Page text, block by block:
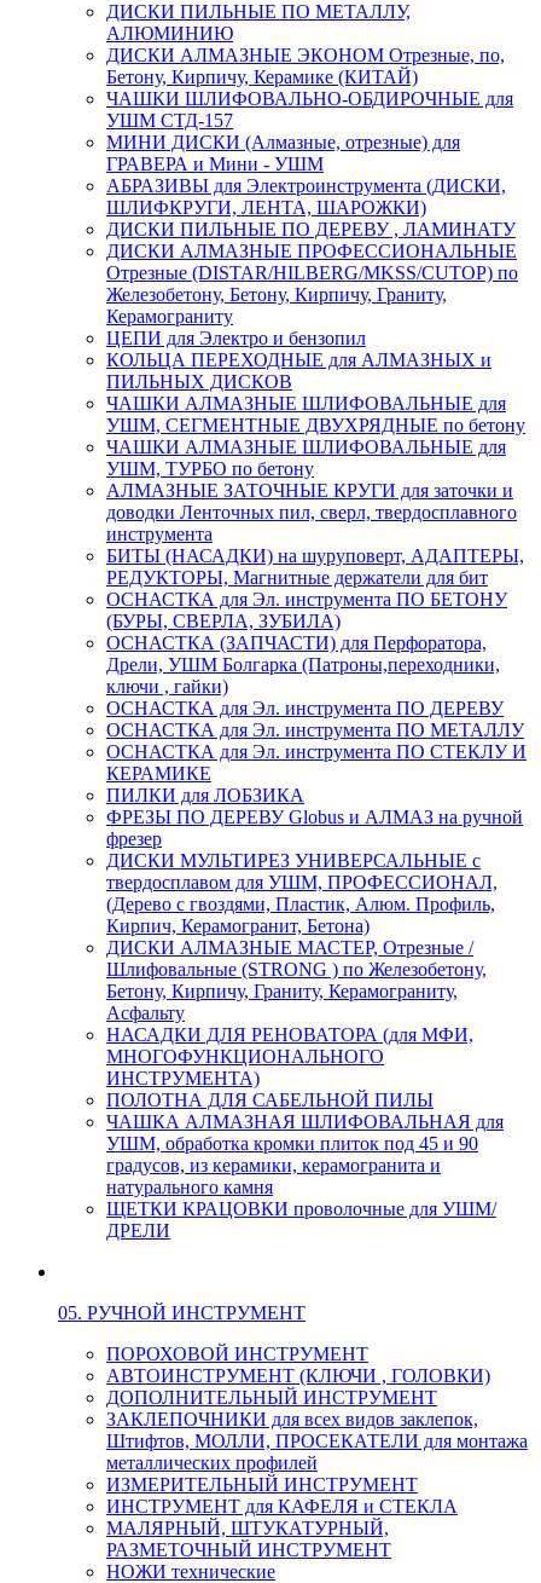
ДИСКИ ПИЛЬНЫЕ ПО МЕТАЛЛУ,
АЛЮМИНИЮ
ДИСКИ АЛМАЗНЫЕ ЭКОНОМ Отрезные, по,
Бетону, Кирпичу, Керамике (КИТАЙ)
ЧАШКИ ШЛИФОВАЛЬНО-ОБДИРОЧНЫЕ для
УШМ СТД-157
МИНИ ДИСКИ (Алмазные, отрезные) для
ГРАВЕРА и Мини - УШМ
АБРАЗИВЫ для Электроинструмента (ДИСКИ,
ШЛИФКРУГИ, ЛЕНТА, ШАРОЖКИ)
ДИСКИ ПИЛЬНЫЕ ПО ДЕРЕВУ , ЛАМИНАТУ
ДИСКИ АЛМАЗНЫЕ ПРОФЕССИОНАЛЬНЫЕ
Отрезные (DISTAR/HILBERG/MKSS/CUTOP) по
Железобетону, Бетону, Кирпичу, Граниту,
Керамограниту
ЦЕПИ для Электро и бензопил
КОЛЬЦА ПЕРЕХОДНЫЕ для АЛМАЗНЫХ и
ПИЛЬНЫХ ДИСКОВ
ЧАШКИ АЛМАЗНЫЕ ШЛИФОВАЛЬНЫЕ для
УШМ, СЕГМЕНТНЫЕ ДВУХРЯДНЫЕ по бетону
ЧАШКИ АЛМАЗНЫЕ ШЛИФОВАЛЬНЫЕ для
УШМ, ТУРБО по бетону
АЛМАЗНЫЕ ЗАТОЧНЫЕ КРУГИ для заточки и
доводки Ленточных пил, сверл, твердосплавного
инструмента
БИТЫ (НАСАДКИ) на шуруповерт, АДАПТЕРЫ,
РЕДУКТОРЫ, Магнитные держатели для бит
ОСНАСТКА для Эл. инструмента ПО БЕТОНУ
(БУРЫ, СВЕРЛА, ЗУБИЛА)
ОСНАСТКА (ЗАПЧАСТИ) для Перфоратора,
Дрели, УШМ Болгарка (Патроны,переходники,
ключи , гайки)
ОСНАСТКА для Эл. инструмента ПО ДЕРЕВУ
ОСНАСТКА для Эл. инструмента ПО МЕТАЛЛУ
ОСНАСТКА для Эл. инструмента ПО СТЕКЛУ И
КЕРАМИКЕ
ПИЛКИ для ЛОБЗИКА
ФРЕЗЫ ПО ДЕРЕВУ Globus и АЛМАЗ на ручной
фрезер
ДИСКИ МУЛЬТИРЕЗ УНИВЕРСАЛЬНЫЕ с
твердосплавом для УШМ, ПРОФЕССИОНАЛ,
(Дерево с гвоздями, Пластик, Алюм. Профиль,
Кирпич, Керамогранит, Бетона)
ДИСКИ АЛМАЗНЫЕ МАСТЕР, Отрезные /
Шлифовальные (STRONG ) по Железобетону,
Бетону, Кирпичу, Граниту, Керамограниту,
Асфальту
НАСАДКИ ДЛЯ РЕНОВАТОРА (для МФИ,
МНОГОФУНКЦИОНАЛЬНОГО
ИНСТРУМЕНТА)
ПОЛОТНА ДЛЯ САБЕЛЬНОЙ ПИЛЫ
ЧАШКА АЛМАЗНАЯ ШЛИФОВАЛЬНАЯ для
УШМ, обработка кромки плиток под 45 и 90
градусов, из керамики, керамогранита и
натурального камня
ЩЕТКИ КРАЦОВКИ проволочные для УШМ/
ДРЕЛИ
05. РУЧНОЙ ИНСТРУМЕНТ
ПОРОХОВОЙ ИНСТРУМЕНТ
АВТОИНСТРУМЕНТ (КЛЮЧИ , ГОЛОВКИ)
ДОПОЛНИТЕЛЬНЫЙ ИНСТРУМЕНТ
ЗАКЛЕПОЧНИКИ для всех видов заклепок,
Штифтов, МОЛЛИ, ПРОСЕКАТЕЛИ для монтажа
металлических профилей
ИЗМЕРИТЕЛЬНЫЙ ИНСТРУМЕНТ
ИНСТРУМЕНТ для КАФЕЛЯ и СТЕКЛА
МАЛЯРНЫЙ, ШТУКАТУРНЫЙ,
РАЗМЕТОЧНЫЙ ИНСТРУМЕНТ
НОЖИ технические